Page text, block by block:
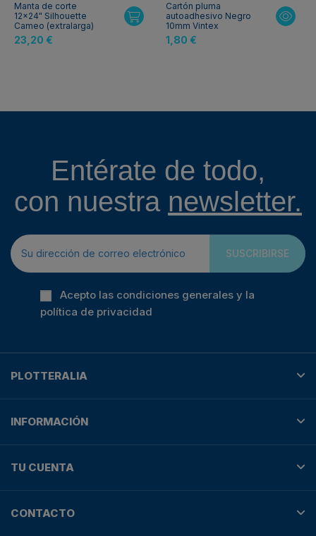
Manta de corte
12x24" Silhouette
Cameo (extralarga)
23,20 €
Cartón pluma
autoadhesivo Negro
10mm Vintex
1,80 €
Entérate de todo,
con nuestra newsletter.
SUSCRIBIRSE
Acepto las condiciones generales y la
política de privacidad
PLOTTERALIA
INFORMACIÓN
TU CUENTA
CONTACTO